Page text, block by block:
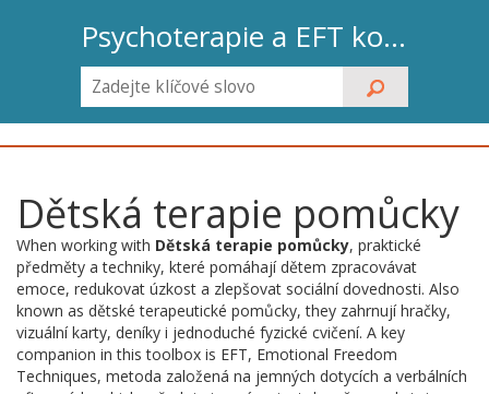
Psychoterapie a EFT koučink
Dětská terapie pomůcky
When working with Dětská terapie pomůcky, praktické
předměty a techniky, které pomáhají dětem zpracovávat
emoce, redukovat úzkost a zlepšovat sociální dovednosti. Also
known as dětské terapeutické pomůcky, they zahrnují hračky,
vizuální karty, deníky i jednoduché fyzické cvičení. A key
companion in this toolbox is EFT, Emotional Freedom
Techniques, metoda založená na jemných dotycích a verbálních